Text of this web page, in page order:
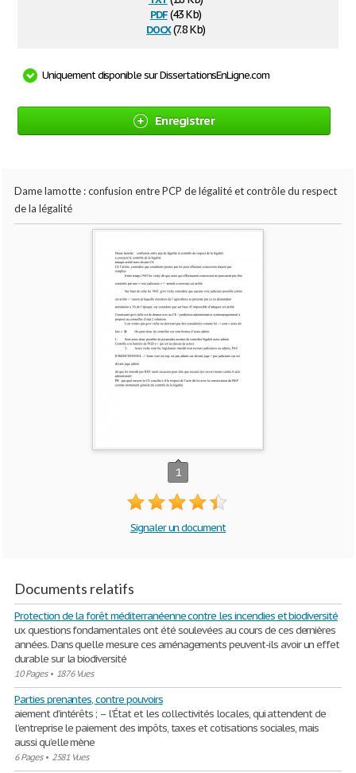
pdf(43 Kb)
docx(7.8 Kb)
Uniquement disponible sur DissertationsEnLigne.com
Enregistrer
Dame lamotte : confusion entre PCP de légalité et contrôle du respect
de la légalité
1
Signaler un document
Documents relatifs
Protection de la forêt méditerranéenne contre les incendies et biodiversité
ux questions fondamentales ont été soulevées au cours de ces dernières
années. Dans quelle mesure ces aménagements peuvent-ils avoir un effet
durable sur la biodiversité
10 Pages• 1876 Vues
Parties prenantes, contre pouvoirs
aiement d’intérêts ; – l’État et les collectivités locales, qui attendent de
l’entreprise le paiement des impôts, taxes et cotisations sociales, mais
aussi qu’elle mène
6 Pages• 2581 Vues